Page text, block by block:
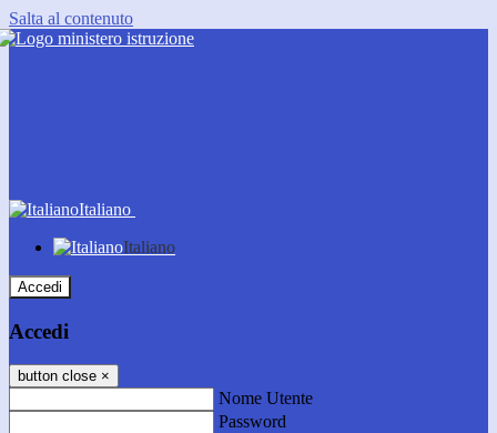
Salta al contenuto
Italiano
Italiano
Accedi
Accedi
button close ×
Nome Utente
Password